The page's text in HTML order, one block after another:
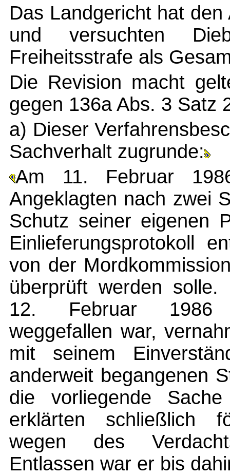
Das Landgericht hat
und versuchten
Freiheitsstrafe als
Die Revision macht
gegen 136a Abs. 3 Satz
a) Dieser
Sachverhalt zugrunde:
Am 11. Februar
Angeklagten nach zwei
Schutz seiner eigenen
Einlieferungsprotokoll
von der
überprüft werden
12. Februar 1986
weggefallen war,
mit seinem
anderweit begangenen
die vorliegende
erklärten schließlich
wegen des
Entlassen war er bis